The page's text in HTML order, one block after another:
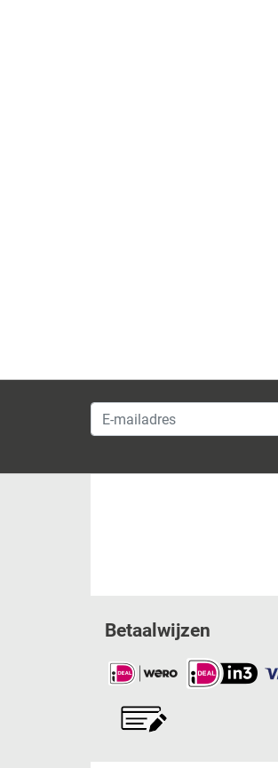
E-mailadres
Betaalwijzen